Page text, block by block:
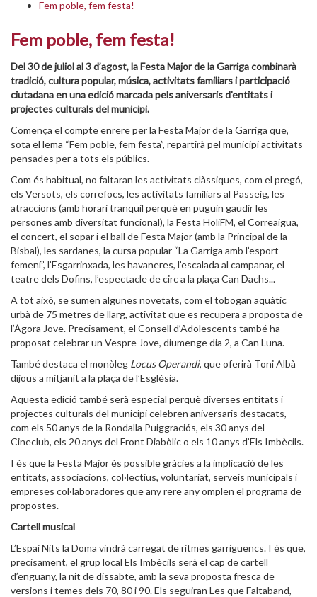
Fem poble, fem festa!
Fem poble, fem festa!
Del 30 de juliol al 3 d’agost, la Festa Major de la Garriga combinarà
tradició, cultura popular, música, activitats familiars i participació
ciutadana en una edició marcada pels aniversaris d'entitats i
projectes culturals del municipi.
Comença el compte enrere per la Festa Major de la Garriga que,
sota el lema “Fem poble, fem festa”, repartirà pel municipi activitats
pensades per a tots els públics.
Com és habitual, no faltaran les activitats clàssiques, com el pregó,
els Versots, els correfocs, les activitats familiars al Passeig, les
atraccions (amb horari tranquil perquè en puguin gaudir les
persones amb diversitat funcional), la Festa HoliFM, el Correaigua,
el concert, el sopar i el ball de Festa Major (amb la Principal de la
Bisbal), les sardanes, la cursa popular “La Garriga amb l’esport
femení”, l’Esgarrinxada, les havaneres, l’escalada al campanar, el
teatre dels Dofins, l’espectacle de circ a la plaça Can Dachs...
A tot això, se sumen algunes novetats, com el tobogan aquàtic
urbà de 75 metres de llarg, activitat que es recupera a proposta de
l’Àgora Jove. Precisament, el Consell d’Adolescents també ha
proposat celebrar un Vespre Jove, diumenge dia 2, a Can Luna.
També destaca el monòleg Locus Operandi, que oferirà Toni Albà
dijous a mitjanit a la plaça de l’Església.
Aquesta edició també serà especial perquè diverses entitats i
projectes culturals del municipi celebren aniversaris destacats,
com els 50 anys de la Rondalla Puiggraciós, els 30 anys del
Cineclub, els 20 anys del Front Diabòlic o els 10 anys d’Els Imbècils.
I és que la Festa Major és possible gràcies a la implicació de les
entitats, associacions, col·lectius, voluntariat, serveis municipals i
empreses col·laboradores que any rere any omplen el programa de
propostes.
Cartell musical
L’Espai Nits la Doma vindrà carregat de ritmes garriguencs. I és que,
precisament, el grup local Els Imbècils serà el cap de cartell
d’enguany, la nit de dissabte, amb la seva proposta fresca de
versions i temes dels 70, 80 i 90. Els seguiran Les que Faltaband,